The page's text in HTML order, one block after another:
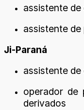
assistente
assistente
Ji-Paraná
assistente
operador de
derivados